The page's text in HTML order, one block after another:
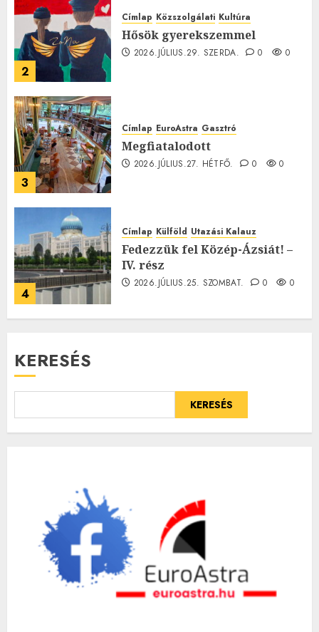
2
Címlap Közszolgálati Kultúra
Hősök gyerekszemmel
2026.JÚLIUS.29. SZERDA. 0 0
3
Címlap EuroAstra Gasztró
Megfiatalodott
2026.JÚLIUS.27. HÉTFŐ. 0 0
4
Címlap Külföld Utazási Kalauz
Fedezzük fel Közép-Ázsiát! –
IV. rész
2026.JÚLIUS.25. SZOMBAT. 0 0
KERESÉS
KERESÉS